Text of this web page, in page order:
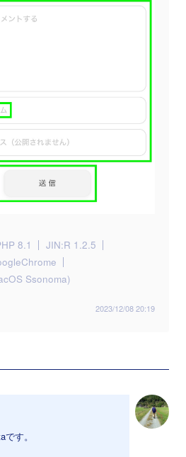
8.1
JIN:R 1.2.5
Ssonoma)
2023/12/08 20:19
す。